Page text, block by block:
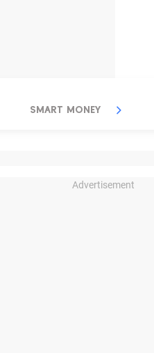
SMART MONEY
Advertisement